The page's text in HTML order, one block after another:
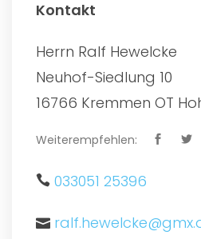
Kontakt
Herrn Ralf Hewelcke
Neuhof-Siedlung 10
16766 Kremmen OT
Weiterempfehlen:
033051 25396